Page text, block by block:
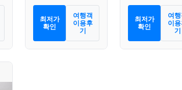
최저가
확인
여행객
이용후
기
최저가
확인
여
이
기